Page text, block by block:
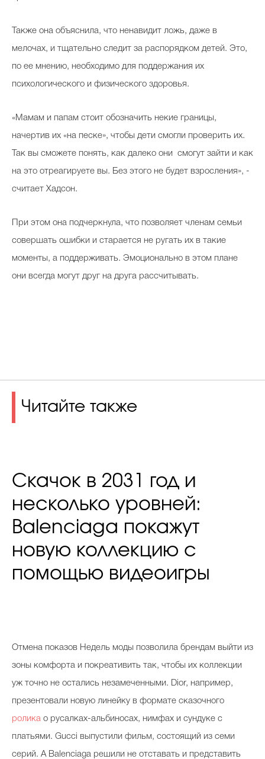
Также она объяснила, что ненавидит ложь, даже в
мелочах, и тщательно следит за распорядком детей. Это,
по ее мнению, необходимо для поддержания их
психологического и физического здоровья.
«Мамам и папам стоит обозначить некие границы,
начертив их «на песке», чтобы дети смогли проверить их.
Так вы сможете понять, как далеко они смогут зайти и как
на это отреагируете вы. Без этого не будет взросления», -
считает Хадсон.
При этом она подчеркнула, что позволяет членам семьи
совершать ошибки и старается не ругать их в такие
моменты, а поддерживать. Эмоционально в этом плане
они всегда могут друг на друга рассчитывать.
Читайте также
Скачок в 2031 год и
несколько уровней:
Balenciaga покажут
новую коллекцию с
помощью видеоигры
Отмена показов Недель моды позволила брендам выйти из
зоны комфорта и покреативить так, чтобы их коллекции
уж точно не остались незамеченными. Dior, например,
презентовали новую линейку в формате сказочного
ролика о русалках-альбиносах, нимфах и сундуке с
платьями. Gucci выпустили фильм, состоящий из семи
серий. А Balenciaga решили не отставать и представить